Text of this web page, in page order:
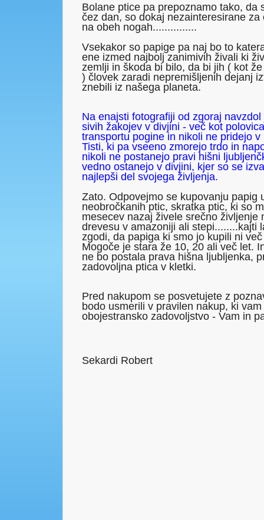
Bolane ptice pa prepoznamo tako, da
čez dan, so dokaj nezainteresirane za
na obeh nogah...............
Vsekakor so papige pa naj bo to
ene izmed najbolj zanimivih živali ki
zemlji in škoda bi bilo, da bi jih ( kot
) človek zaradi nepremišljenih dejanj
znebili iz našega planeta.
Na enajsti fotografiji od zgoraj
sivih žakojev v divjini - več kot
transportu pogine in nikoli ne pridejo v
Tisti, ki pa vseeno zmorejo trdo in
nikoli ne postanejo pravi hišni
vedno ostanejo v divjini, kjer so se
najlepši del svojega življenja.
Zato. Odpovejmo se kupovanju papig
neobročkanih ptic, skratka ptic, ki so
mesecev nazaj živele srečno življenje
drevesu v amazoniji ali stepi........kajti
zgodi, da papiga ki smo jo kupili ni
Mogoče je stara že 10, 20 ali več let.
ne bo postala prava hišna ljubljenka,
zadovoljna ptica v kletki.
Pred nakupom se posvetujete z
bodo usmerili v pravilen nakup, ki
obojestransko zadovoljstvo - Vam in
Sekardi Robert